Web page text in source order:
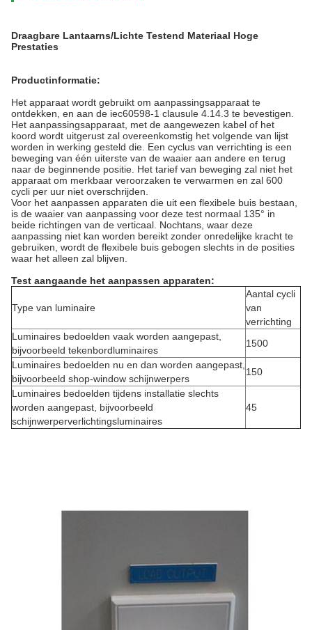
Draagbare Lantaarns/Lichte Testend Materiaal Hoge
Prestaties
Productinformatie:
Het apparaat wordt gebruikt om aanpassingsapparaat te
ontdekken, en aan de iec60598-1 clausule 4.14.3 te bevestigen.
Het aanpassingsapparaat, met de aangewezen kabel of het
koord wordt uitgerust zal overeenkomstig het volgende van lijst
worden in werking gesteld die. Een cyclus van verrichting is een
beweging van één uiterste van de waaier aan andere en terug
naar de beginnende positie. Het tarief van beweging zal niet het
apparaat om merkbaar veroorzaken te verwarmen en zal 600
cycli per uur niet overschrijden.
Voor het aanpassen apparaten die uit een flexibele buis bestaan,
is de waaier van aanpassing voor deze test normaal 135° in
beide richtingen van de verticaal. Nochtans, waar deze
aanpassing niet kan worden bereikt zonder onredelijke kracht te
gebruiken, wordt de flexibele buis gebogen slechts in de posities
waar het alleen zal blijven.
Test aangaande het aanpassen apparaten:
Type van luminaire
Aantal cycli
van
verrichting
Luminaires bedoelden vaak worden aangepast,
bijvoorbeeld tekenbordluminaires
1500
Luminaires bedoelden nu en dan worden aangepast,
bijvoorbeeld shop-window schijnwerpers
150
Luminaires bedoelden tijdens installatie slechts
worden aangepast, bijvoorbeeld
schijnwerperverlichtingsluminaires
45